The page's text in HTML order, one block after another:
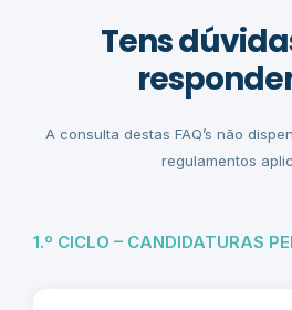
Tens
A consulta destas FAQ’s não
regulamentos
1.º CICLO – CANDIDATURAS